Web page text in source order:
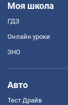
Моя школа
ГДЗ
Онлайн уроки
ЗНО
Авто
Тест Драйв